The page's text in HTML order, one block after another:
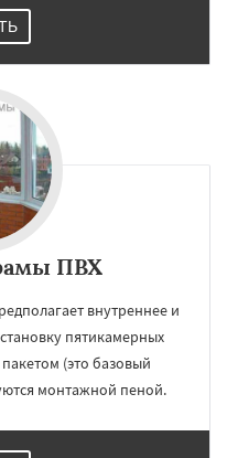
ПВХ
внутреннее и
пятикамерных
(это базовый
монтажной пеной.